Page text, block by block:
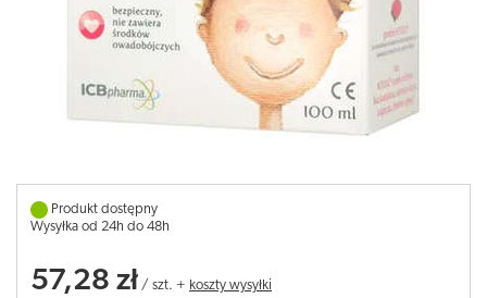
Produkt dostępny
Wysyłka od 24h do 48h
57,28 zł / szt. + koszty wysyłki